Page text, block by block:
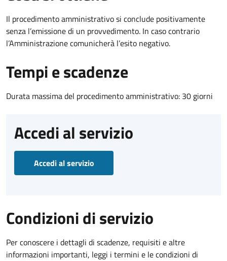
Il procedimento amministrativo si conclude positivamente
senza l’emissione di un provvedimento. In caso contrario
l’Amministrazione comunicherà l’esito negativo.
Tempi e scadenze
Durata massima del procedimento amministrativo: 30 giorni
Accedi al servizio
Accedi al servizio
Condizioni di servizio
Per conoscere i dettagli di scadenze, requisiti e altre
informazioni importanti, leggi i termini e le condizioni di